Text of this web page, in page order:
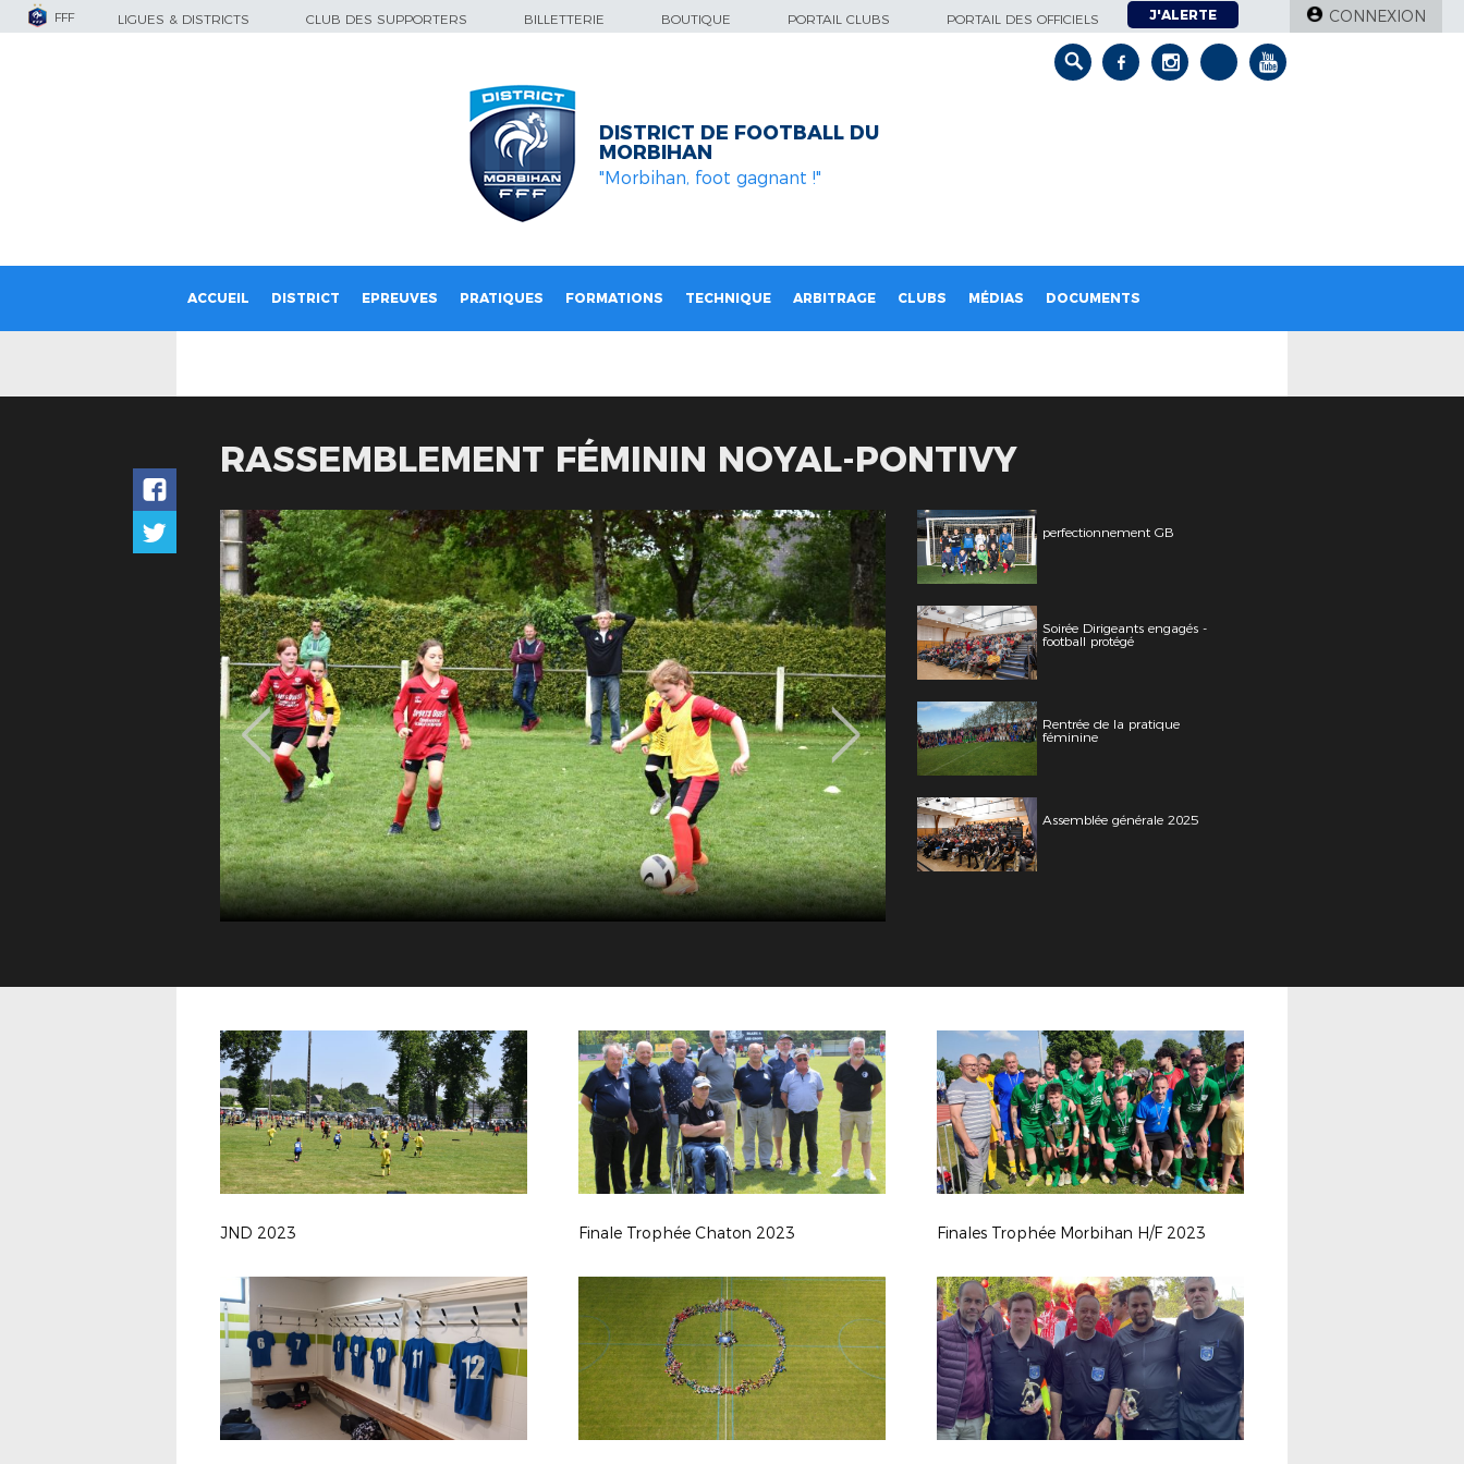
FFF LIGUES & DISTRICTS CLUB DES SUPPORTERS BILLETTERIE BOUTIQUE PORTAIL CLUBS PORTAIL DES OFFICIELS J'ALERTE CONNEXION
DISTRICT DE FOOTBALL DU
MORBIHAN
"Morbihan, foot gagnant !"
ACCUEIL DISTRICT EPREUVES PRATIQUES FORMATIONS TECHNIQUE ARBITRAGE CLUBS MÉDIAS DOCUMENTS
RASSEMBLEMENT FÉMININ NOYAL-PONTIVY
perfectionnement GB
Soirée Dirigeants engagés -
football protégé
Rentrée de la pratique
féminine
Assemblée générale 2025
JND 2023 Finale Trophée Chaton 2023 Finales Trophée Morbihan H/F 2023